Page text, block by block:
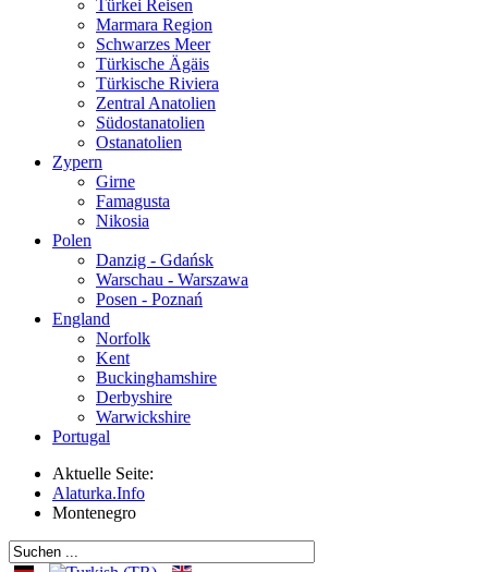
Türkei Reisen
Marmara Region
Schwarzes Meer
Türkische Ägäis
Türkische Riviera
Zentral Anatolien
Südostanatolien
Ostanatolien
Zypern
Girne
Famagusta
Nikosia
Polen
Danzig - Gdańsk
Warschau - Warszawa
Posen - Poznań
England
Norfolk
Kent
Buckinghamshire
Derbyshire
Warwickshire
Portugal
Aktuelle Seite:
Alaturka.Info
Montenegro